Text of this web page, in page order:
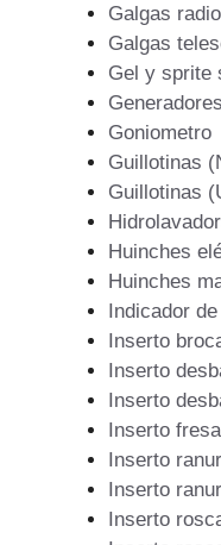
Galgas
Galgas
Gel y sprite
Goniometro
Guillotinas
Guillotinas
Huinches
Huinches
Indicador
Inserto
Inserto
Inserto
Inserto
Inserto
Inserto
Inserto